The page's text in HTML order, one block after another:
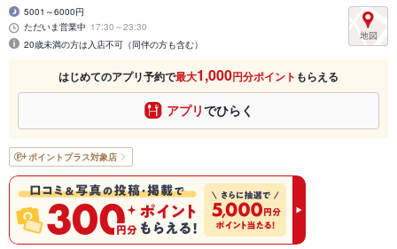
5001～6000円
ただいま営業中 17:30～23:30
20歳未満の方は入店不可（同伴の方も含む）
はじめてのアプリ予約で最大1,000円分ポイント もらえる
アプリでひらく
ポイントプラス対象店